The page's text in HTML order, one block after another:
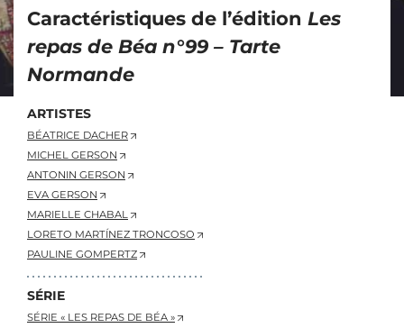
Caractéristiques de l’édition Les
repas de Béa n°99 – Tarte
Normande
ARTISTES
BÉATRICE DACHER
MICHEL GERSON
ANTONIN GERSON
EVA GERSON
MARIELLE CHABAL
LORETO MARTÍNEZ TRONCOSO
PAULINE GOMPERTZ
SÉRIE
SÉRIE « LES REPAS DE BÉA »